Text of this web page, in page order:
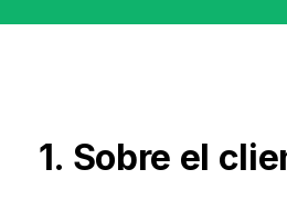
1. Sobre el